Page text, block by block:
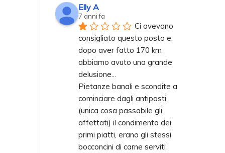
Elly A
7 anni fa
Ci avevano
consigliato questo posto e,
dopo aver fatto 170 km
abbiamo avuto una grande
delusione...
Pietanze banali e scondite a
cominciare dagli antipasti
(unica cosa passabile gli
affettati) il condimento dei
primi piatti, erano gli stessi
bocconcini di carne serviti